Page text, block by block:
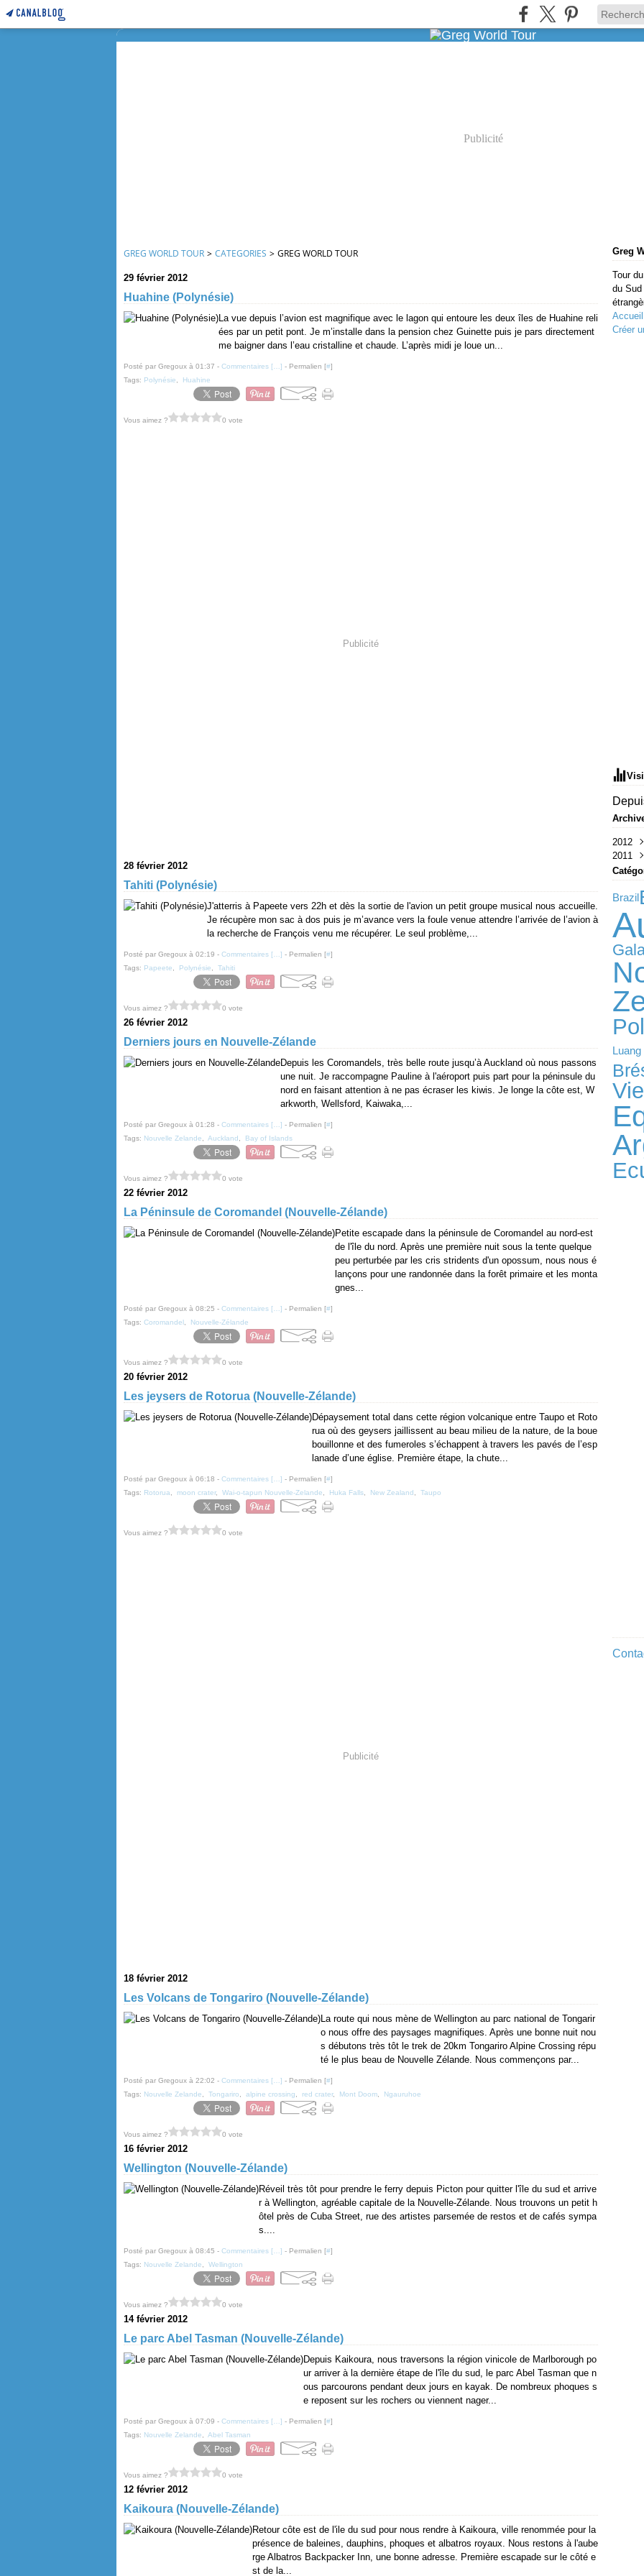
Publicité
GREG WORLD TOUR > CATEGORIES > GREG WORLD TOUR
29 février 2012
Huahine (Polynésie)
La vue depuis l’avion est magnifique avec le lagon qui entoure les deux îles de Huahine reli
ées par un petit pont. Je m’installe dans la pension chez Guinette puis je pars directement
me baigner dans l’eau cristalline et chaude. L’après midi je loue un...
Posté par Gregoux à 01:37 - Commentaires [ ] - Permalien [#]
Tags: Polynésie Huahine
Vous aimez ? 0 vote
Publicité
28 février 2012
Tahiti (Polynésie)
J'atterris à Papeete vers 22h et dès la sortie de l'avion un petit groupe musical nous accueille.
Je récupère mon sac à dos puis je m’avance vers la foule venue attendre l’arrivée de l’avion à
la recherche de François venu me récupérer. Le seul problème,...
Posté par Gregoux à 02:19 - Commentaires [ ] - Permalien [#]
Tags: Papeete Polynésie Tahiti
Vous aimez ? 0 vote
26 février 2012
Derniers jours en Nouvelle-Zélande
Depuis les Coromandels, très belle route jusqu’à Auckland où nous passons
une nuit. Je raccompagne Pauline à l'aéroport puis part pour la péninsule du
nord en faisant attention à ne pas écraser les kiwis. Je longe la côte est, W
arkworth, Wellsford, Kaiwaka,...
Posté par Gregoux à 01:28 - Commentaires [ ] - Permalien [#]
Tags: Nouvelle Zelande Auckland Bay of Islands
Vous aimez ? 0 vote
22 février 2012
La Péninsule de Coromandel (Nouvelle-Zélande)
Petite escapade dans la péninsule de Coromandel au nord-est
de l'île du nord. Après une première nuit sous la tente quelque
peu perturbée par les cris stridents d'un opossum, nous nous é
lançons pour une randonnée dans la forêt primaire et les monta
gnes...
Posté par Gregoux à 08:25 - Commentaires [ ] - Permalien [#]
Tags: Coromandel Nouvelle-Zélande
Vous aimez ? 0 vote
20 février 2012
Les jeysers de Rotorua (Nouvelle-Zélande)
Dépaysement total dans cette région volcanique entre Taupo et Roto
rua où des geysers jaillissent au beau milieu de la nature, de la boue
bouillonne et des fumeroles s’échappent à travers les pavés de l’esp
lanade d’une église. Première étape, la chute...
Posté par Gregoux à 06:18 - Commentaires [ ] - Permalien [#]
Tags: Rotorua moon crater, Wai-o-tapun Nouvelle-Zelande Huka Falls New Zealand Taupo
Vous aimez ? 0 vote
Publicité
18 février 2012
Les Volcans de Tongariro (Nouvelle-Zélande)
La route qui nous mène de Wellington au parc national de Tongarir
o nous offre des paysages magnifiques. Après une bonne nuit nou
s débutons très tôt le trek de 20km Tongariro Alpine Crossing répu
té le plus beau de Nouvelle Zélande. Nous commençons par...
Posté par Gregoux à 22:02 - Commentaires [ ] - Permalien [#]
Tags: Nouvelle Zelande Tongariro alpine crossing red crater, Mont Doom Ngauruhoe
Vous aimez ? 0 vote
16 février 2012
Wellington (Nouvelle-Zélande)
Réveil très tôt pour prendre le ferry depuis Picton pour quitter l'île du sud et arrive
r à Wellington, agréable capitale de la Nouvelle-Zélande. Nous trouvons un petit h
ôtel près de Cuba Street, rue des artistes parsemée de restos et de cafés sympa
s....
Posté par Gregoux à 08:45 - Commentaires [ ] - Permalien [#]
Tags: Nouvelle Zelande Wellington
Vous aimez ? 0 vote
14 février 2012
Le parc Abel Tasman (Nouvelle-Zélande)
Depuis Kaikoura, nous traversons la région vinicole de Marlborough po
ur arriver à la dernière étape de l'île du sud, le parc Abel Tasman que n
ous parcourons pendant deux jours en kayak. De nombreux phoques s
e reposent sur les rochers ou viennent nager...
Posté par Gregoux à 07:09 - Commentaires [ ] - Permalien [#]
Tags: Nouvelle Zelande Abel Tasman
Vous aimez ? 0 vote
12 février 2012
Kaikoura (Nouvelle-Zélande)
Retour côte est de l'ile du sud pour nous rendre à Kaikoura, ville renommée pour la
présence de baleines, dauphins, phoques et albatros royaux. Nous restons à l'aube
rge Albatros Backpacker Inn, une bonne adresse. Première escapade sur le côté e
st de la...
Greg
Tour
du
Créer
2012
Juin
Avril
2011
Brazil